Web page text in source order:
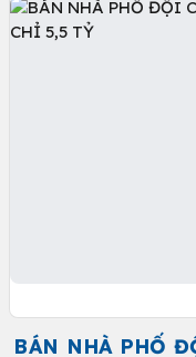
BÁN NHÀ PHỐ